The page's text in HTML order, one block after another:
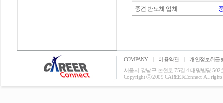
중견 반도체 업체
COMPANY | 이용약관 |
개인정보취급
서울시 강남구 논현로 75길 4 대명빌딩 502
Copyright ⓒ 2009 CAREERConnect. All rights